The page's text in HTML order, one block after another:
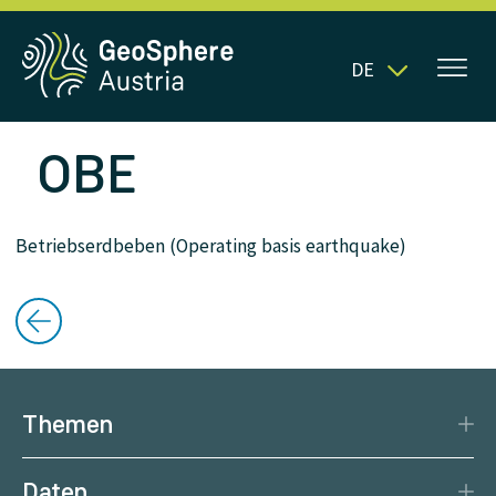
DE
OBE
Betriebserdbeben (Operating basis earthquake)
Themen